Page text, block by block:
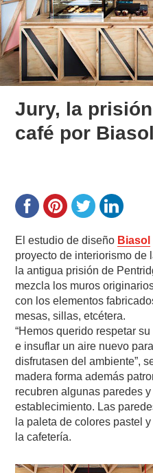
Jury, la
café por Biasol
El estudio de diseño Biasol
proyecto de interiorismo de
la antigua prisión de
mezcla los muros
con los elementos
mesas, sillas, etcétera.
“Hemos querido respetar
e insuflar un aire nuevo
disfrutasen del ambiente”,
madera forma además
recubren algunas paredes y
establecimiento. Las
la paleta de colores pastel
la cafetería.